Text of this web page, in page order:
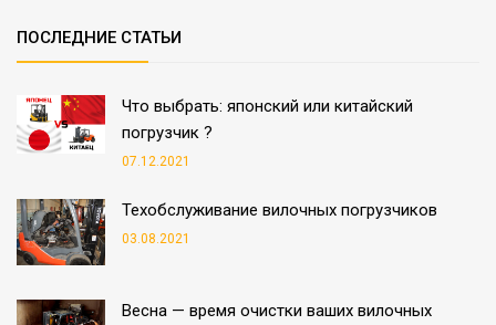
ПОСЛЕДНИЕ СТАТЬИ
Что выбрать: японский или китайский
погрузчик ?
07.12.2021
Техобслуживание вилочных погрузчиков
03.08.2021
Весна — время очистки ваших вилочных